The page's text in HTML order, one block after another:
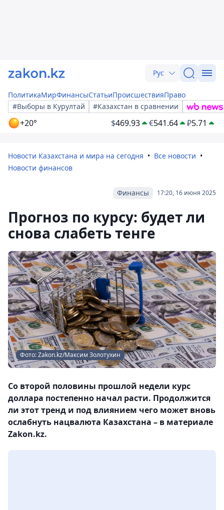
Рус
ПолитикаМирФинансыСтатьиПроисшествияПраво
#Выборы в Курултай
#Казахстан в сравнении
+20° $469.93 €541.64 ₽5.71
Новости Казахстана и мира на сегодня
Все новости
Новости финансов
17:20, 16 июня 2025
Финансы
Прогноз по курсу: будет ли
снова слабеть тенге
Фото: Zakon.kz/Максим Золотухин
Со второй половины прошлой недели курс
доллара постепенно начал расти. Продолжится
ли этот тренд и под влиянием чего может вновь
ослабнуть нацвалюта Казахстана – в материале
Zakon.kz.